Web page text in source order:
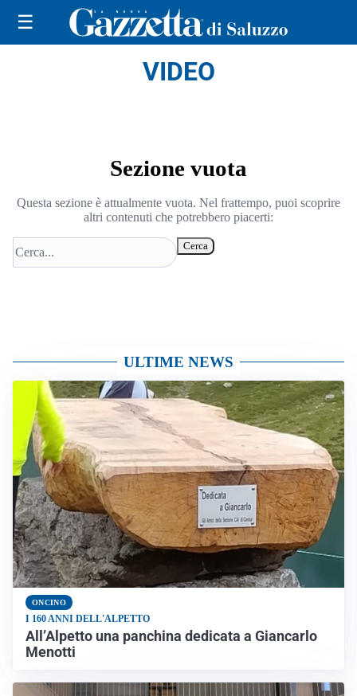
☰
VIDEO
Sezione vuota
Questa sezione è attualmente vuota. Nel frattempo, puoi scoprire
altri contenuti che potrebbero piacerti:
Cerca
ULTIME NEWS
ONCINO
I 160 ANNI DELL'ALPETTO
All’Alpetto una panchina dedicata a Giancarlo
Menotti